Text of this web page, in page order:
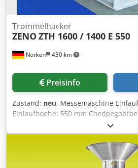
Norken 430 km
Trommelhacker
ZENOZTH 1600 / 1400 E 550
Preisinfo
Zustand: neu, Messemaschine
Einlaufhoehe: 550 mm
Rotordurchmesser: 1.600 mm
Gegenmesseranzahl: 1 Stk. mit
Einzugsaggregat: 2 x 5 Walzen
Maschinengewicht: ca. 30.000 kg